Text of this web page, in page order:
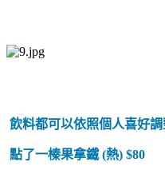
飲料都可以依照個人喜好
點了一榛果拿鐵 (熱) $80